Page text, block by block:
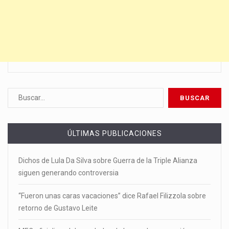
ÚLTIMAS PUBLICACIONES
Dichos de Lula Da Silva sobre Guerra de la Triple Alianza
siguen generando controversia
“Fueron unas caras vacaciones” dice Rafael Filizzola sobre
retorno de Gustavo Leite